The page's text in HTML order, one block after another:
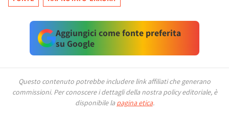
Aggiungici come fonte preferita
su Google
Questo contenuto potrebbe includere link affiliati che generano
commissioni. Per conoscere i dettagli della nostra policy editoriale, è
disponibile la pagina etica.